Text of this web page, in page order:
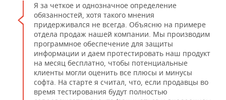
Я за четкое и однозначное определение
обязанностей, хотя такого мнения
придерживался не всегда. Объясню на примере
отдела продаж нашей компании. Мы производим
программное обеспечение для защиты
информации и даем протестировать наш продукт
на месяц бесплатно, чтобы потенциальные
клиенты могли оценить все плюсы и минусы
софта. На старте я считал, что, если продавцы во
время тестирования будут полностью